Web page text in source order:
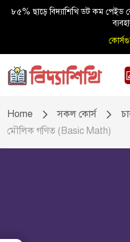
৮৫% ছাড়ে বিদ্যাশিখি ডট কম
Home সকল কোর্স
মৌলিক গণিত (Basic Math)